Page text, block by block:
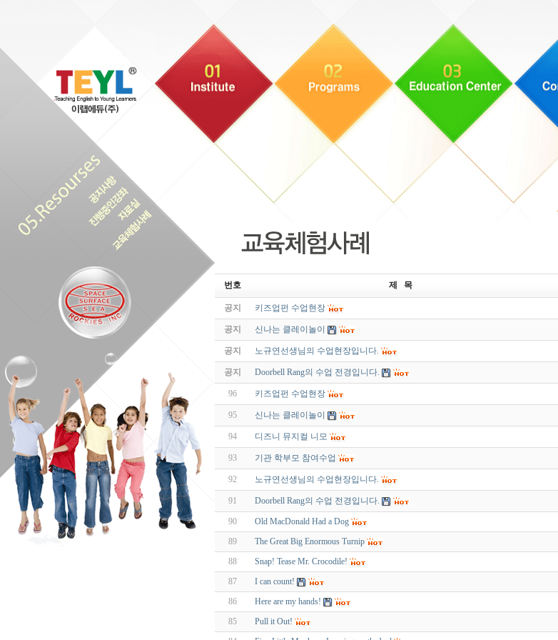
번호
제 목
공지 키즈업펀 수업현장
공지 신나는 클레이놀이
공지 노규연선생님의 수업현장입니다.
공지 Doorbell Rang의 수업 전경입니다.
96 키즈업펀 수업현장
95 신나는 클레이놀이
94 디즈니 뮤지컬 니모
93 기관 학부모 참여수업
92 노규연선생님의 수업현장입니다.
91 Doorbell Rang의 수업 전경입니다.
90 Old MacDonald Had a Dog
89 The Great Big Enormous Turnip
88 Snap! Tease Mr. Crocodile!
87 I can count!
86 Here are my hands!
85 Pull it Out!